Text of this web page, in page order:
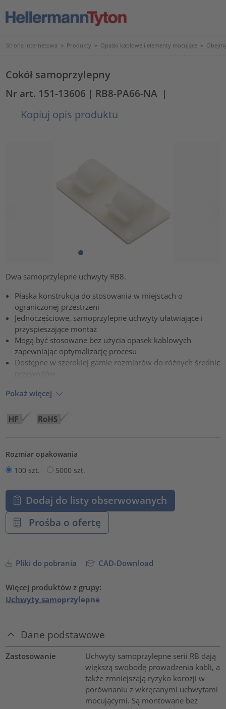
Strona internetowa > Produkty > Opaski kablowe i elementy mocujące >
Cokół samoprzylepny
Nr art. 151-13606 | RB8-PA66-NA |
Kopiuj opis produktu
Dwa samoprzylepne uchwyty RB8.
Płaska konstrukcja do stosowania w miejscach o
ograniczonej przestrzeni
Jednoczęściowe, samoprzylepne uchwyty ułatwiające i
przyspieszające montaż
Mogą być stosowane bez użycia opasek kablowych
zapewniając optymalizację procesu
Dostępne w szerokiej gamie rozmiarów do różnych średnic
Pokaż więcej
Rozmiar opakowania
100 szt.
5000 szt.
Dodaj do listy obserwowanych
Prośba o ofertę
Pliki do pobrania CAD-Download
Więcej produktów z grupy:
Uchwyty samoprzylepne
Dane podstawowe
Zastosowanie
Uchwyty samoprzylepne serii RB dają
większą swobodę prowadzenia kabli, a
także zmniejszają ryzyko korozji w
porównaniu z wkręcanymi uchwytami
mocującymi. Są montowane bez